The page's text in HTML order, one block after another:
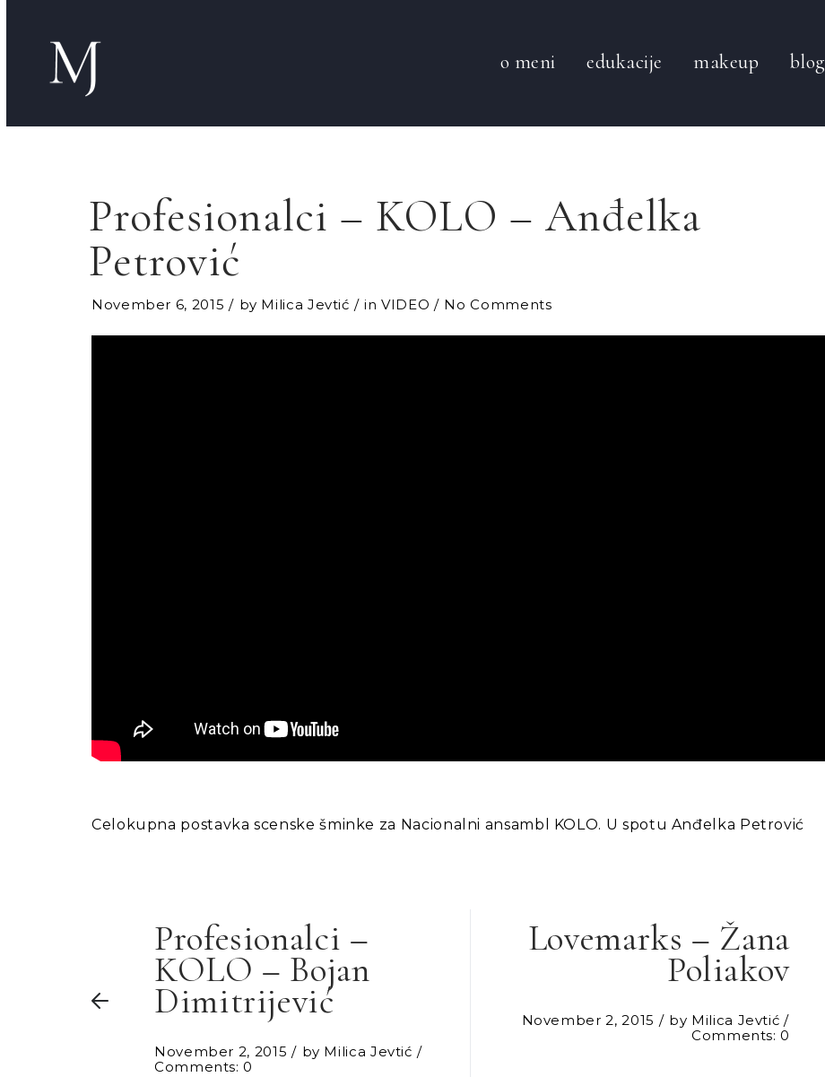
o meni edukacije makeup blog
Profesionalci – KOLO – Anđelka
Petrović
November 6, 2015 by Milica Jevtić in VIDEO No Comments
Celokupna postavka scenske šminke za Nacionalni ansambl KOLO. U spotu Anđelka Petrović
Profesionalci –
KOLO – Bojan
Dimitrijević
November 2, 2015 by Milica Jevtić
Comments: 0
Lovemarks – Žana
Poliakov
November 2, 2015 by Milica Jevtić
Comments: 0